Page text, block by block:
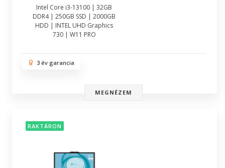
Intel Core i3-13100 | 32GB
DDR4 | 250GB SSD | 2000GB
HDD | INTEL UHD Graphics
730 | W11 PRO
3 év garancia
MEGNÉZEM
RAKTÁRON